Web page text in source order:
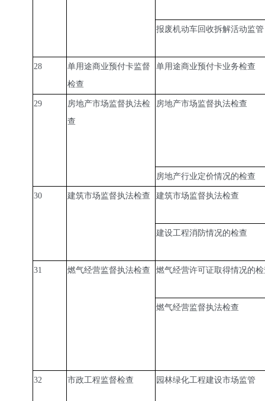
报废机动车回收拆解活动监管
28
单用途商业预付卡监督
检查
单用途商业预付卡业务检查
29
房地产市场监督执法检
查
房地产市场监督执法检查
房地产行业定价情况的检查
30 建筑市场监督执法检查 建筑市场监督执法检查
建设工程消防情况的检查
31 燃气经营监督执法检查 燃气经营许可证取得情况的
燃气经营监督执法检查
32 市政工程监督检查 园林绿化工程建设市场监管